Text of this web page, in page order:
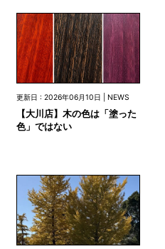
更新日 : 2026年06月10日 | NEWS
【大川店】木の色は「塗った
色」ではない